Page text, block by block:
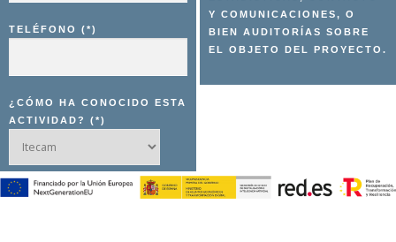
TELÉFONO (*)
¿CÓMO HA CONOCIDO ESTA
ACTIVIDAD? (*)
Y COMUNICACIONES, O
BIEN AUDITORÍAS SOBRE
EL OBJETO DEL PROYECTO.